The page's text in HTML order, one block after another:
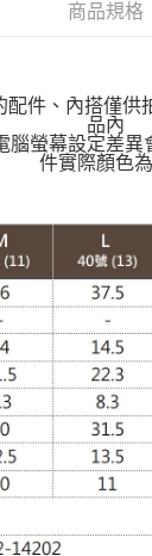
含以上)免運費
含以上)免運
含以上)免運
含以上)免運費
含以上)免運費
含以上)免運費
商品規格
配件、內搭僅供
品內
腦螢幕設定差
件實際顏色